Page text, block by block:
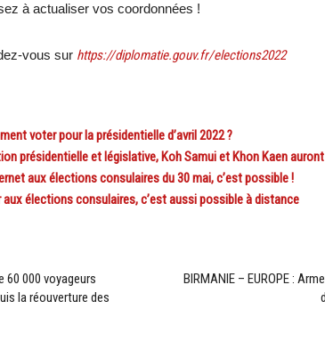
à actualiser vos coordonnées !
vous sur https://diplomatie.gouv.fr/elections2022
voter pour la présidentielle d’avril 2022 ?
présidentielle et législative, Koh Samui et Khon Kaen
aux élections consulaires du 30 mai, c’est possible !
aux élections consulaires, c’est aussi possible à distance
60 000 voyageurs
la réouverture des
BIRMANIE – EUROPE :